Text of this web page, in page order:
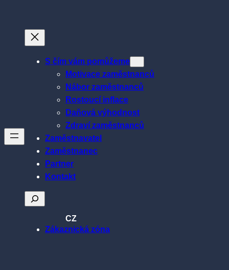
S čím vám pomůžeme
Motivace zaměstnanců
Nábor zaměstnanců
Rostoucí inflace
Daňová výhodnost
Zdraví zaměstnanců
Zaměstnavatel
Zaměstnanec
Partner
Kontakt
Hledat
CZ
Zákaznická zóna